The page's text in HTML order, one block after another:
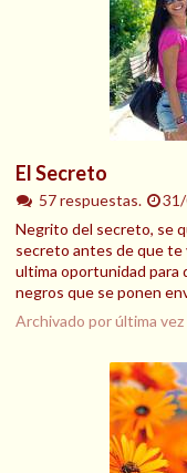
El Secreto
57 respuestas.
Negrito del secreto, se
secreto antes de que te
ultima oportunidad para
negros que se ponen
Archivado por última vez